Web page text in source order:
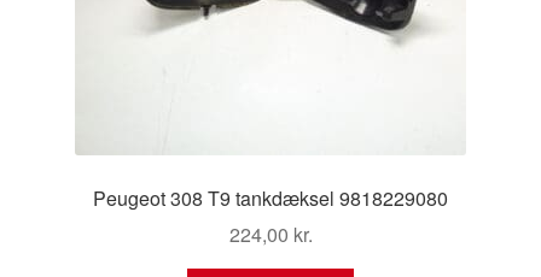
Peugeot 308 T9 tankdæksel 9818229080
224,00 kr.